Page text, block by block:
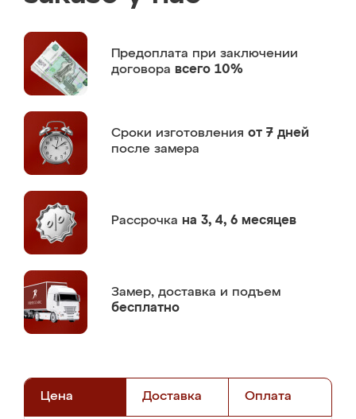
Предоплата при заключении
договора всего 10%
Сроки изготовления от 7 дней
после замера
Рассрочка на 3, 4, 6 месяцев
Замер, доставка и подъем
бесплатно
Цена Доставка Оплата